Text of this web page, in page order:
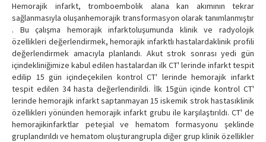
Hemorajik infarkt, tromboembolik alana kan akımının tekrar
sağlanmasıyla oluşanhemorajik transformasyon olarak tanımlanmıştır
. Bu çalışma hemorajik infarktoluşumunda klinik ve radyolojik
özellikleri değerlendirmek, hemorajik infarktlı hastalardaklinik profili
değerlendirmek amacıyla planlandı. Akut strok sonrası yedi gün
içindekliniğimize kabul edilen hastalardan ilk CT' lerinde infarkt tespit
edilip 15 gün içindeçekilen kontrol CT' lerinde hemorajik infarkt
tespit edilen 34 hasta değerlendirildi. İlk 15gün içinde kontrol CT'
lerinde hemorajik infarkt saptanmayan 15 iskemik strok hastasıklinik
özellikleri yönünden hemorajik infarkt grubu ile karşılaştırıldı. CT' de
hemorajikinfarktlar peteşial ve hematom formasyonu şeklinde
gruplandırıldı ve hematom oluşturangrupla diğer grup klinik özellikler